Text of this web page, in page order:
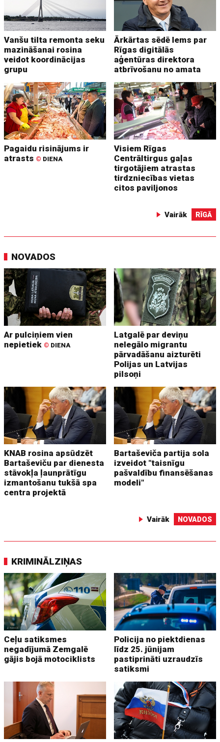
Vanšu tilta remonta seku
mazināšanai rosina
veidot koordinācijas
grupu
Ārkārtas sēdē lems par
Rīgas digitālās
aģentūras direktora
atbrīvošanu no amata
Pagaidu risinājums ir
atrasts © DIENA
Visiem Rīgas
Centrāltirgus gaļas
tirgotājiem atrastas
tirdzniecības vietas
citos paviljonos
Vairāk RĪGĀ
NOVADOS
Ar pulciņiem vien
nepietiek © DIENA
Latgalē par deviņu
nelegālo migrantu
pārvadāšanu aizturēti
Polijas un Latvijas
pilsoņi
KNAB rosina apsūdzēt
Bartaševiču par dienesta
stāvokļa ļaunprātīgu
izmantošanu tukšā spa
centra projektā
Bartaševiča partija sola
izveidot "taisnīgu
pašvaldību finansēšanas
modeli"
Vairāk NOVADOS
KRIMINĀLZIŅAS
Ceļu satiksmes
negadījumā Zemgalē
gājis bojā motociklists
Policija no piektdienas
līdz 25. jūnijam
pastiprināti uzraudzīs
satiksmi